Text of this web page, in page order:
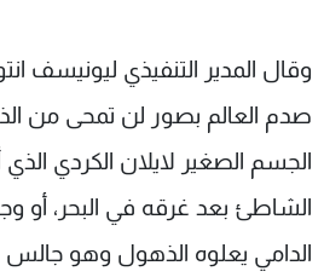
وقال المدير التنفيذي ليونيسف
صدم العالم بصور لن تمحى من
الجسم الصغير لايلان الكردي
الشاطئ بعد غرقه في البحر، أو
الدامي يعلوه الذهول وهو